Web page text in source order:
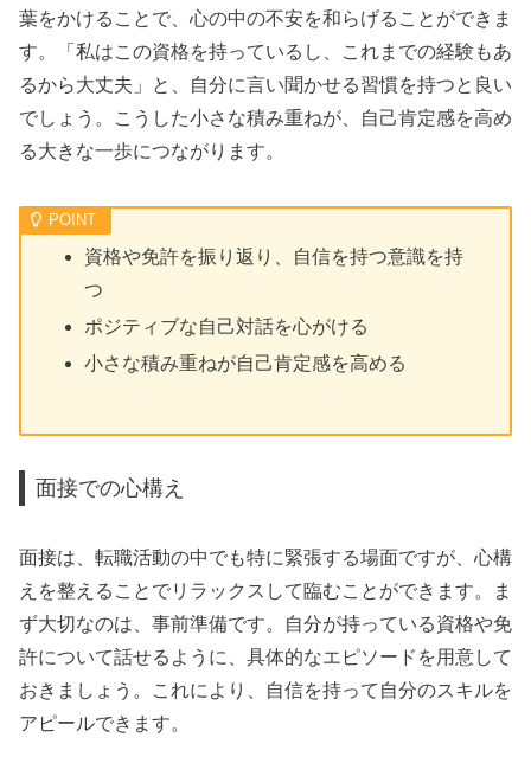
葉をかけることで、心の中の不安を和らげることができま
す。「私はこの資格を持っているし、これまでの経験もあ
るから大丈夫」と、自分に言い聞かせる習慣を持つと良い
でしょう。こうした小さな積み重ねが、自己肯定感を高め
る大きな一歩につながります。
資格や免許を振り返り、自信を持つ意識を持
つ
ポジティブな自己対話を心がける
小さな積み重ねが自己肯定感を高める
面接での心構え
面接は、転職活動の中でも特に緊張する場面ですが、心構
えを整えることでリラックスして臨むことができます。ま
ず大切なのは、事前準備です。自分が持っている資格や免
許について話せるように、具体的なエピソードを用意して
おきましょう。これにより、自信を持って自分のスキルを
アピールできます。